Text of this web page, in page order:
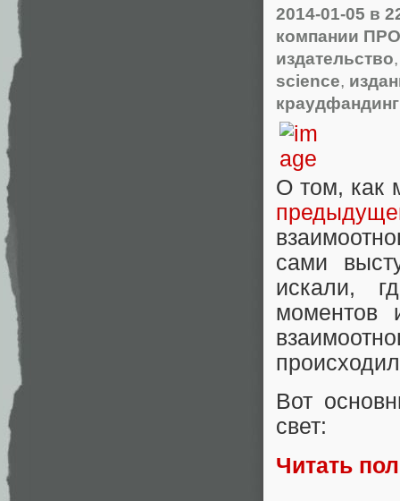
2014-01-05 в
компании
издательство
science,
краудфандинг
О том, как
сами
искали,
моментов
Вот
свет:
Читать